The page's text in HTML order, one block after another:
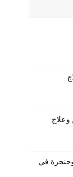
في